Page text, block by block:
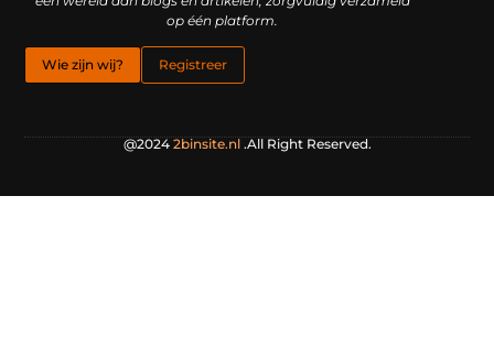
op één platform.
Wie zijn wij? Registreer
@2024 2binsite.nl.All Right Reserved.